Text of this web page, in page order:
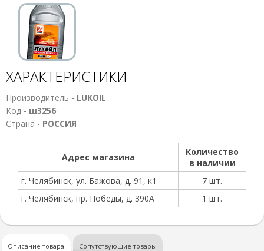
ХАРАКТЕРИСТИКИ
Производитель - LUKOIL
Код - ш3256
Страна - РОССИЯ
Адрес магазина
Количество
в наличии
г. Челябинск, ул. Бажова, д. 91, к1
7 шт.
г. Челябинск, пр. Победы, д. 390А
1 шт.
Описание товара Сопутствующие товары